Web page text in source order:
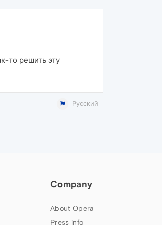
то решить эту
Русский
Company
About Opera
Press info